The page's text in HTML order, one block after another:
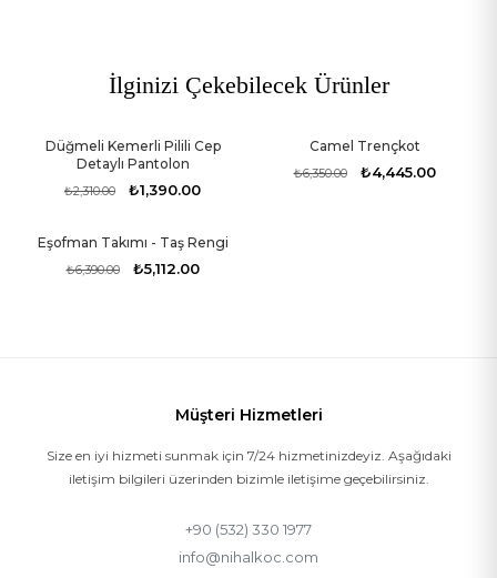
İlginizi Çekebilecek Ürünler
-40%
Düğmeli Kemerli Pilili Cep
Detaylı Pantolon
₺2,310.00 ₺1,390.00
Camel Trençkot
₺6,350.00 ₺4,445.00
Eşofman Takımı - Taş Rengi
₺6,390.00 ₺5,112.00
Müşteri Hizmetleri
Size en iyi hizmeti sunmak için 7/24 hizmetinizdeyiz. Aşağıdaki
iletişim bilgileri üzerinden bizimle iletişime geçebilirsiniz.
+90 (532) 330 1977
info@nihalkoc.com